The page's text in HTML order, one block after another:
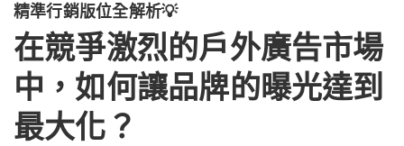
精準行銷版位全解析💡
在競爭激烈的戶外廣告市場
中，如何讓品牌的曝光達到
最大化？